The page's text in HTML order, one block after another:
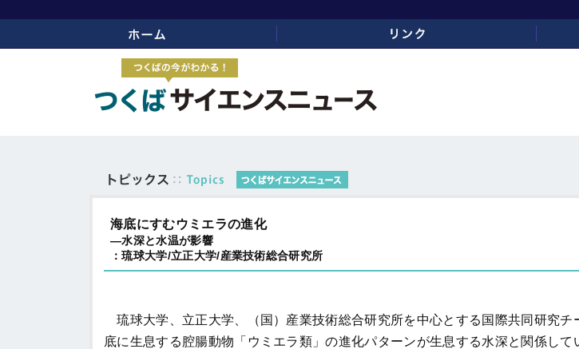
ホーム リンク ご意見
海底にすむウミエラの進化
―水深と水温が影響
：琉球大学/立正大学/産業技術総合研究所
琉球大学、立正大学、（国）産業技術総合研究所を中心とする国際共同研究チ
底に生息する腔腸動物「ウミエラ類」の進化パターンが生息する水深と関係して